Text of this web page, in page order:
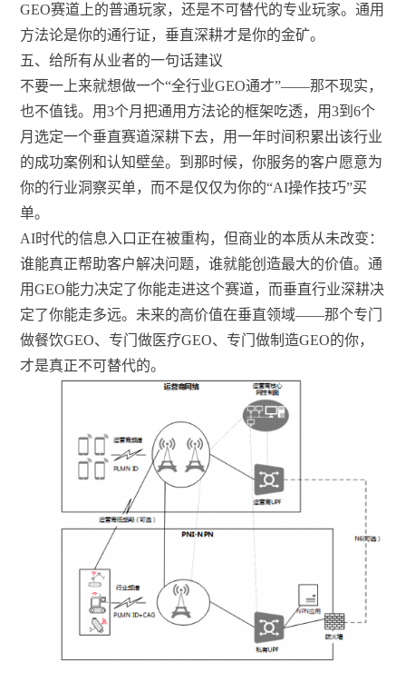
GEO赛道上的普通玩家，还是不可替代的专业玩家。通用
方法论是你的通行证，垂直深耕才是你的金矿。
五、给所有从业者的一句话建议
不要一上来就想做一个“全行业GEO通才”——那不现实，
也不值钱。用3个月把通用方法论的框架吃透，用3到6个
月选定一个垂直赛道深耕下去，用一年时间积累出该行业
的成功案例和认知壁垒。到那时候，你服务的客户愿意为
你的行业洞察买单，而不是仅仅为你的“AI操作技巧”买
单。
AI时代的信息入口正在被重构，但商业的本质从未改变：
谁能真正帮助客户解决问题，谁就能创造最大的价值。通
用GEO能力决定了你能走进这个赛道，而垂直行业深耕决
定了你能走多远。未来的高价值在垂直领域——那个专门
做餐饮GEO、专门做医疗GEO、专门做制造GEO的你，
才是真正不可替代的。